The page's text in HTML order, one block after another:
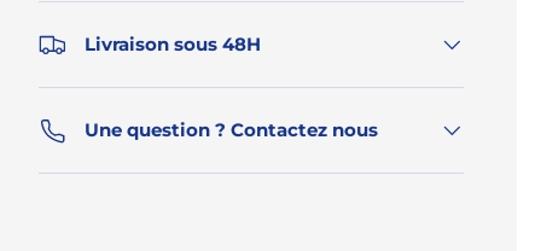
Livraison sous 48H
Une question ? Contactez nous